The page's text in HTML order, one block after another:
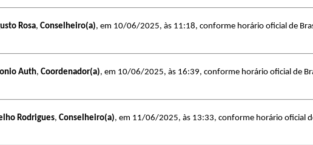
Rosa, Conselheiro(a), em 10/06/2025, às 11:18, conforme horário oficial de
Auth, Coordenador(a), em 10/06/2025, às 16:39, conforme horário oficial de
Rodrigues, Conselheiro(a), em 11/06/2025, às 13:33, conforme horário oficial